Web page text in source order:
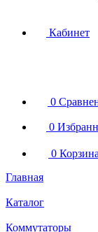
Кабинет
0
0
0 Корзина
Главная
Каталог
Коммутаторы